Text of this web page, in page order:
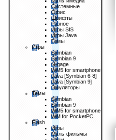
Системные
Офис
Шрифты
Разное
Игры SIS
Игры Java
Темы
Игры
Symbian
Symbian 9
N-gage
WM5 for smartphone
Java [Symbian 6-8]
Java [Symbian 9]
Эмуляторы
Темы
Symbian
Symbian 9
WM5 for smartphone
WM for PocketPC
Flash
Игры
Мультфильмы